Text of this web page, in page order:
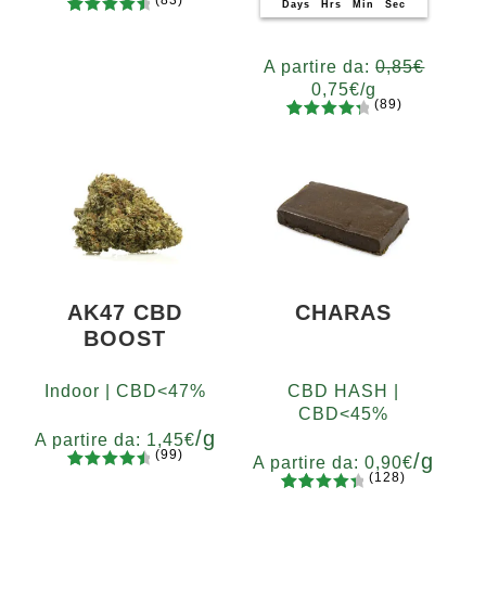
Days Hrs Min Sec
A partire da:0,85€
0,75€/g
su base
recensio
(89)
AK47 CBD
BOOST
Indoor | CBD<47%
A partire da: 1,45€/g
(99)
CHARAS
CBD HASH |
CBD<45%
A partire da:0,90€/g
(128)